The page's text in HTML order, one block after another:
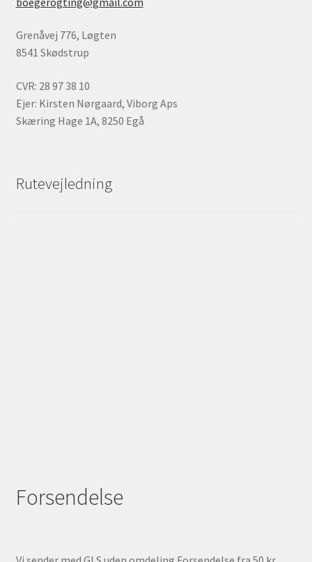
Grenåvej 776, Løgten
8541 Skødstrup
CVR: 28 97 38 10
Ejer: Kirsten Nørgaard, Viborg Aps
Skæring Hage 1A, 8250 Egå
Rutevejledning
Forsendelse